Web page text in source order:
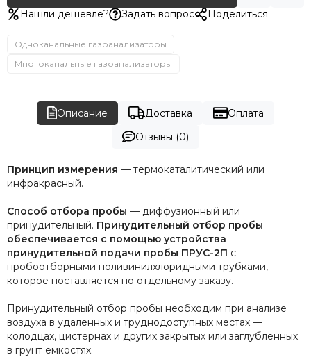
Нашли дешевле? Задать вопрос Поделиться
Одноканальные газоанализаторы
Многоканальные газоанализаторы
Описание Доставка
Оплата
Отзывы (0)
Принцип измерения — термокаталитический или
инфракрасный.
Способ отбора пробы — диффузионный или
принудительный. Принудительный отбор пробы
обеспечивается с помощью устройства
принудительной подачи пробы ПРУС-2П с
пробоотборными поливинилхлоридными трубками,
которое поставляется по отдельному заказу.
Принудительный отбор пробы необходим при анализе
воздуха в удаленных и труднодоступных местах —
колодцах, цистернах и других закрытых или заглубленных
в грунт емкостях.